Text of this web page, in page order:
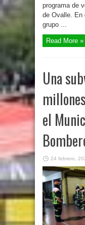
programa de
de Ovalle. En
grupo ...
Read More »
Una
el
24 febrero,